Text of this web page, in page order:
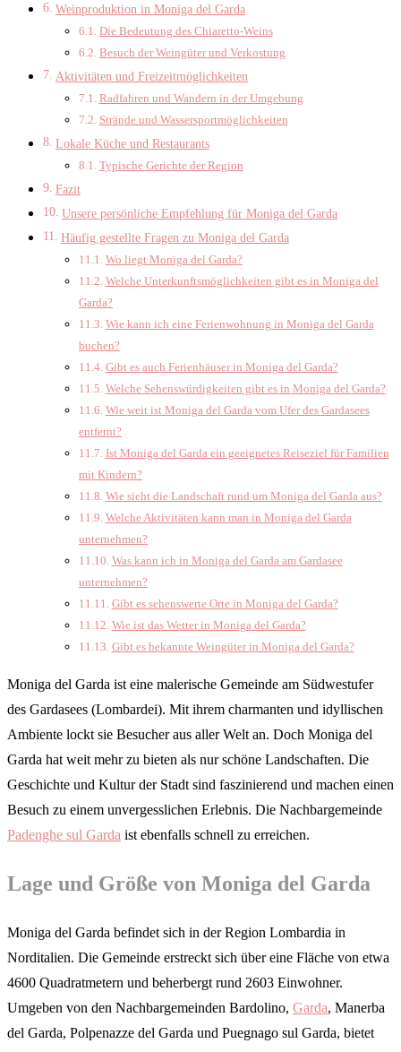
Weinproduktion in Moniga del Garda
Die Bedeutung des Chiaretto-Weins
Besuch der Weingüter und Verkostung
Aktivitäten und Freizeitmöglichkeiten
Radfahren und Wandern in der Umgebung
Strände und Wassersportmöglichkeiten
Lokale Küche und Restaurants
Typische Gerichte der Region
Fazit
Unsere persönliche Empfehlung für Moniga del Garda
Häufig gestellte Fragen zu Moniga del Garda
Wo liegt Moniga del Garda?
Welche Unterkunftsmöglichkeiten gibt es in Moniga del
Garda?
Wie kann ich eine Ferienwohnung in Moniga del Garda
buchen?
Gibt es auch Ferienhäuser in Moniga del Garda?
Welche Sehenswürdigkeiten gibt es in Moniga del Garda?
Wie weit ist Moniga del Garda vom Ufer des Gardasees
entfernt?
Ist Moniga del Garda ein geeignetes Reiseziel für Familien
mit Kindern?
Wie sieht die Landschaft rund um Moniga del Garda aus?
Welche Aktivitäten kann man in Moniga del Garda
unternehmen?
Was kann ich in Moniga del Garda am Gardasee
unternehmen?
Gibt es sehenswerte Orte in Moniga del Garda?
Wie ist das Wetter in Moniga del Garda?
Gibt es bekannte Weingüter in Moniga del Garda?
Moniga del Garda ist eine malerische Gemeinde am Südwestufer
des Gardasees (Lombardei). Mit ihrem charmanten und idyllischen
Ambiente lockt sie Besucher aus aller Welt an. Doch Moniga del
Garda hat weit mehr zu bieten als nur schöne Landschaften. Die
Geschichte und Kultur der Stadt sind faszinierend und machen einen
Besuch zu einem unvergesslichen Erlebnis. Die Nachbargemeinde
Padenghe sul Garda ist ebenfalls schnell zu erreichen.
Lage und Größe von Moniga del Garda
Moniga del Garda befindet sich in der Region Lombardia in
Norditalien. Die Gemeinde erstreckt sich über eine Fläche von etwa
4600 Quadratmetern und beherbergt rund 2603 Einwohner.
Umgeben von den Nachbargemeinden Bardolino, Garda, Manerba
del Garda, Polpenazze del Garda und Puegnago sul Garda, bietet